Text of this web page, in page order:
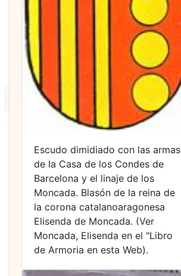
Escudo dimidiado con las armas
de la Casa de los Condes de
Barcelona y el linaje de los
Moncada. Blasón de la reina de
la corona catalanoaragonesa
Elisenda de Moncada. (Ver
Moncada, Elisenda en el "Libro
de Armoria en esta Web).